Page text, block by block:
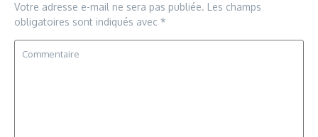
Votre adresse e-mail ne sera pas publiée. Les champs
obligatoires sont indiqués avec *